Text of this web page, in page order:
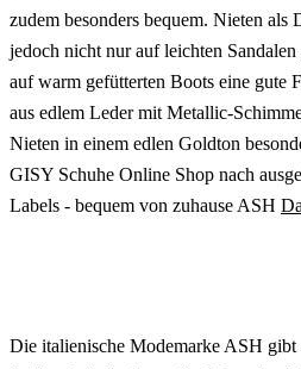
zudem besonders bequem. Nieten als
jedoch nicht nur auf leichten
auf warm gefütterten Boots eine gute
aus edlem Leder mit Metallic-
Nieten in einem edlen Goldton
GISY Schuhe Online Shop nach
Labels - bequem von zuhause ASH
Die italienische Modemarke ASH gibt